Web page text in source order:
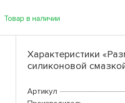
Товар в наличии
Характеристики
силиконовой
Артикул